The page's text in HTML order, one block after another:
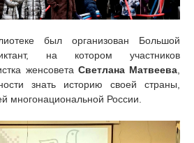
был организован Большой
на котором участников
женсовета Светлана Матвеева
знать историю своей страны,
многонациональной России.